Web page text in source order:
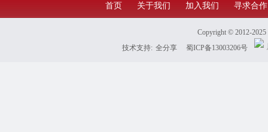
首页 关于我们 加入我们 寻求合作
Copyright © 2012-2025
技术支持: 全分享 蜀ICP备13003206号